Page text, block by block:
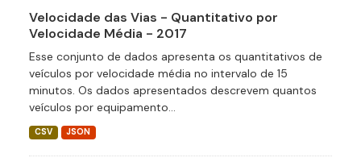
Velocidade das Vias - Quantitativo por
Velocidade Média - 2017
Esse conjunto de dados apresenta os quantitativos de
veículos por velocidade média no intervalo de 15
minutos. Os dados apresentados descrevem quantos
veículos por equipamento...
CSV JSON